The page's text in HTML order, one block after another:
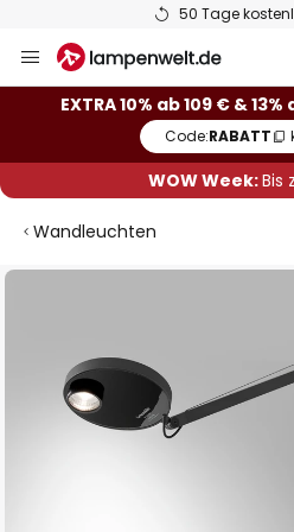
50 Tage
Inhalt
springen
EXTRA 10% ab 109 € & 13%
Code:RABATT
WOW Week:Bis
Wandleuchten
Zum
Bildgalerie
springen